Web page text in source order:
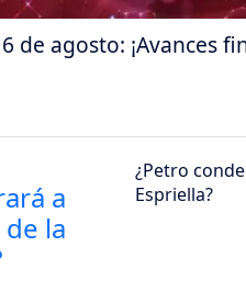
de agosto: ¡Avances
¿Petro
Espriella?